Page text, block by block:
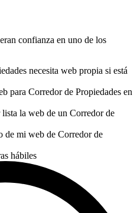
confianza en uno de los
necesita web propia si está
para Corredor de Propiedades en
lista la web de un Corredor de
de mi web de Corredor de
hábiles